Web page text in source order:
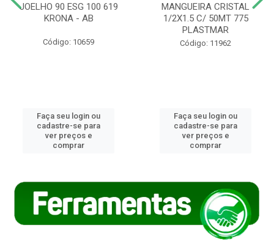
JOELHO 90 ESG 100 619
KRONA - AB
Código: 10659
Faça seu login ou
cadastre-se para
ver preços e
comprar
MANGUEIRA CRISTAL
1/2X1.5 C/ 50MT 775
PLASTMAR
Código: 11962
Faça seu login ou
cadastre-se para
ver preços e
comprar